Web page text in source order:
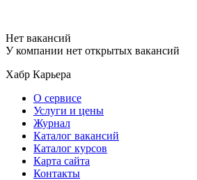
Нет вакансий
У компании нет открытых вакансий
Хабр Карьера
О сервисе
Услуги и цены
Журнал
Каталог вакансий
Каталог курсов
Карта сайта
Контакты